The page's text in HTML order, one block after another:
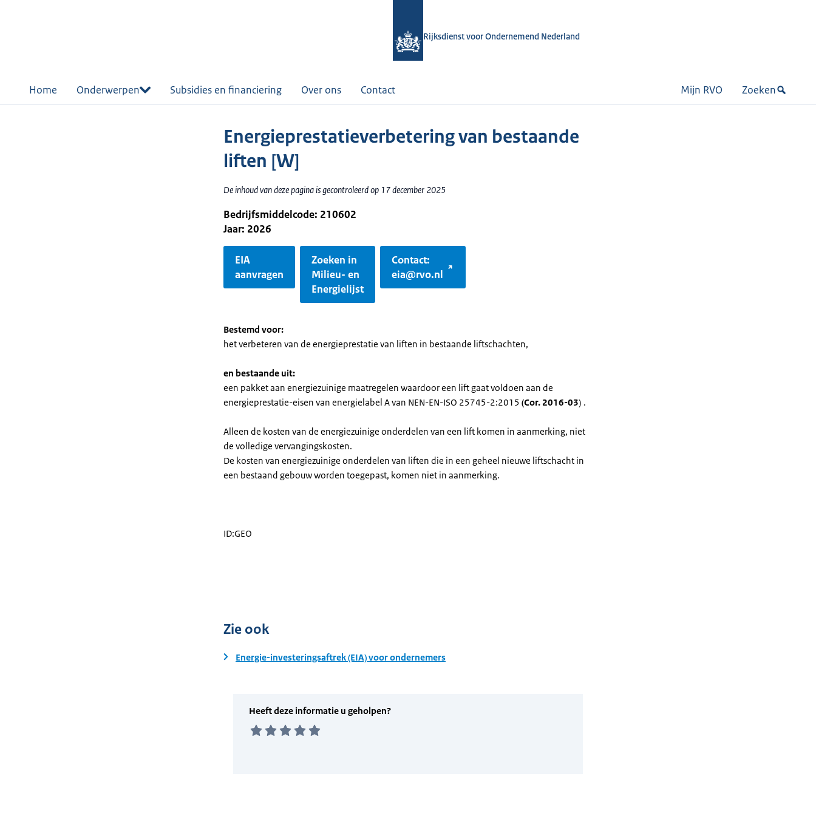
Rijksdienst voor Ondernemend Nederland
Home Onderwerpen Subsidies en financiering Over ons Contact Mijn RVO Zoeken
Energieprestatieverbetering van bestaande
liften [W]
De inhoud van deze pagina is gecontroleerd op 17 december 2025
Bedrijfsmiddelcode: 210602
Jaar: 2026
EIA
aanvragen
Zoeken in
Milieu- en
Energielijst
Contact:
eia@rvo.nl
Bestemd voor:
het verbeteren van de energieprestatie van liften in bestaande liftschachten,
en bestaande uit:
een pakket aan energiezuinige maatregelen waardoor een lift gaat voldoen aan de
energieprestatie-eisen van energielabel A van NEN-EN-ISO 25745-2:2015 (Cor. 2016-03) .
Alleen de kosten van de energiezuinige onderdelen van een lift komen in aanmerking, niet
de volledige vervangingskosten.
De kosten van energiezuinige onderdelen van liften die in een geheel nieuwe liftschacht in
een bestaand gebouw worden toegepast, komen niet in aanmerking.
ID:GEO
Zie ook
Energie-investeringsaftrek (EIA) voor ondernemers